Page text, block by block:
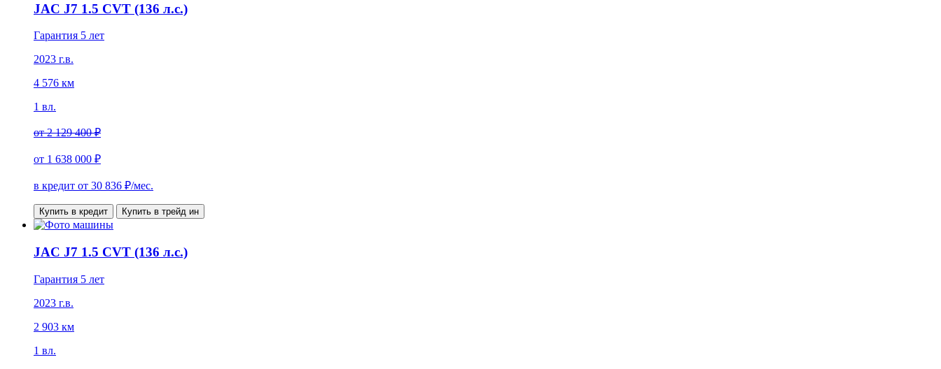
JAC J7 1.5 CVT (136 л.с.)
Гарантия 5 лет
2023 г.в.
4 576 км
1 вл.
от2 129 400 ₽
от 1 638 000 ₽
в кредит от 30 836 ₽/мес.
Купить в кредит Купить в трейд ин
JAC J7 1.5 CVT (136 л.с.)
Гарантия 5 лет
2023 г.в.
2 903 км
1 вл.